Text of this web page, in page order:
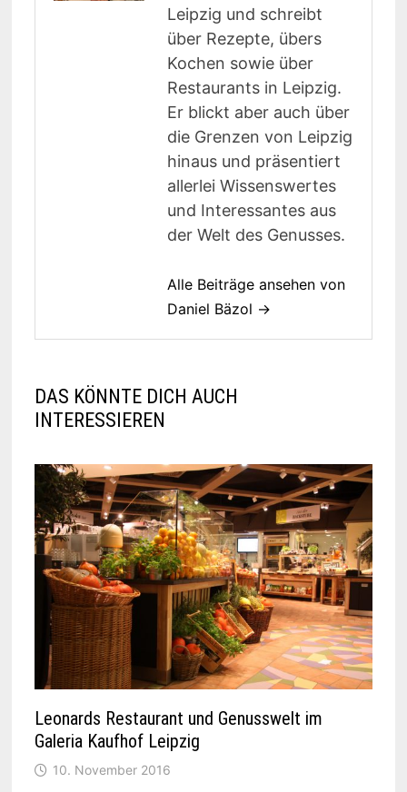
Leipzig und schreibt
über Rezepte, übers
Kochen sowie über
Restaurants in Leipzig.
Er blickt aber auch über
die Grenzen von Leipzig
hinaus und präsentiert
allerlei Wissenswertes
und Interessantes aus
der Welt des Genusses.
Alle Beiträge ansehen von
Daniel Bäzol →
DAS KÖNNTE DICH AUCH
INTERESSIEREN
Leonards Restaurant und Genusswelt im
Galeria Kaufhof Leipzig
10. November 2016